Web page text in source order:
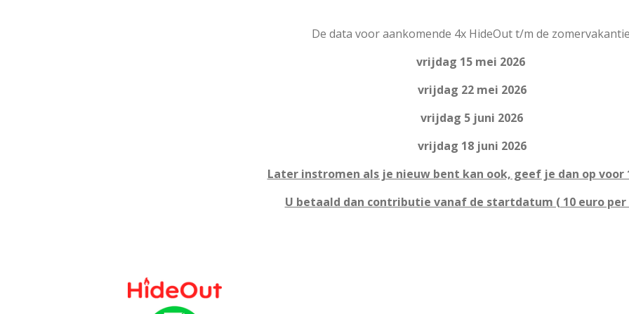
De data voor aankomende 4x HideOut t/m de
vrijdag 15 mei 2026
vrijdag 22 mei 2026
vrijdag 5 juni 2026
vrijdag 18 juni 2026
Later instromen als je nieuw bent kan ook, geef je dan op voor
U betaald dan contributie vanaf de startdatum ( 10 euro per